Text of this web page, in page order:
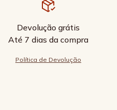
Devolução grátis
Até 7 dias da compra
Política de Devolução